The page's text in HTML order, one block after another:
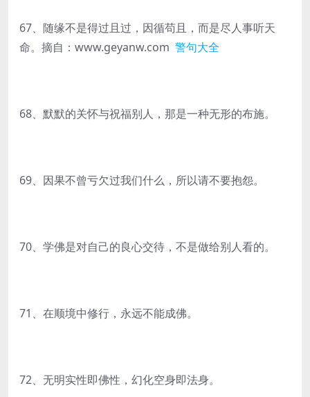
67、随缘不是得过且过，因循苟且，而是尽人事听天
命。摘自：www.geyanw.com 警句大全
68、默默的关怀与祝福别人，那是一种无形的布施。
69、因果不曾亏欠过我们什么，所以请不要抱怨。
70、学佛是对自己的良心交待，不是做给别人看的。
71、在顺境中修行，永远不能成佛。
72、无明实性即佛性，幻化空身即法身。